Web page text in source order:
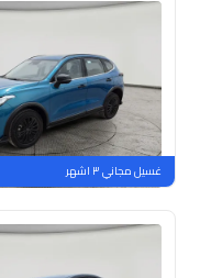
جديدة
ملوحة
غسيل مجاني ٣ اشهر